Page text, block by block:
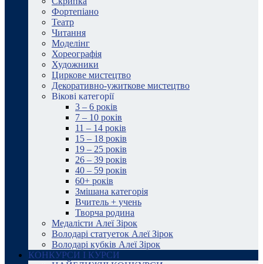
Фортепіано
Театр
Читання
Моделінг
Хореографія
Художники
Циркове мистецтво
Декоративно-ужиткове мистецтво
Вікові категорії
3 – 6 років
7 – 10 років
11 – 14 років
15 – 18 років
19 – 25 років
26 – 39 років
40 – 59 років
60+ років
Змішана категорія
Вчитель + учень
Творча родина
Медалісти Алеї Зірок
Володарі статуеток Алеї Зірок
Володарі кубків Алеї Зірок
КОНКУРСИ І КУРСИ